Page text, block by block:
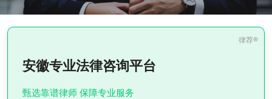
安徽专业法律咨询平台
甄选靠谱律师 保障专业服务